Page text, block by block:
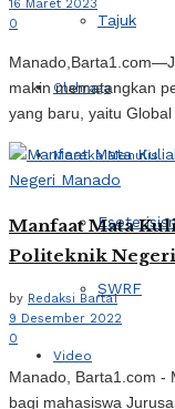
Tajuk
Olahraga
Mereka Menulis
SWRF
Video
16 Maret 2023
0
makin mematangkan
yang baru, yaitu Global
Manfaat Mata
Politeknik
by Redaksi Barta1
9 Desember 2022
0
Manado, Barta1.com -
bagi mahasiswa